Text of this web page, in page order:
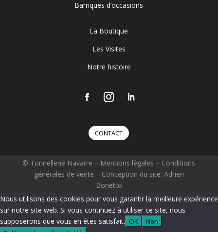
Barriques d’occasions
La Boutique
Les Visites
Notre histoire
CONTACT
© Tonnellerie Navarre – Mentions légales – Conditions
générales de vente – Conception du site: Adrien
Bonetto
Nous utilisons des cookies pour vous garantir la meilleure expérience
sur notre site web. Si vous continuez à utiliser ce site, nous
supposerons que vous en êtes satisfait. OK
Non